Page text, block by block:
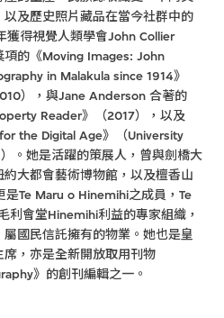
及歷史照片藏品在當今社群中的
獲得視覺人類學會John Collier
的《Moving Images: John
in Malakula since 1914》
），與Jane Anderson 合著的
Reader》（2017），以及
the Digital Age》（University
。她是活躍的策展人，曾與劍橋大
大都會藝術博物館，以及檀香山
是Te Maru o Hinemihi之成員，Te
利會堂Hinemihi利益的專家組織，
國民信託擁有的物業。她也是皇
，亦是全新開放取用刊物
》的創刊編輯之一。